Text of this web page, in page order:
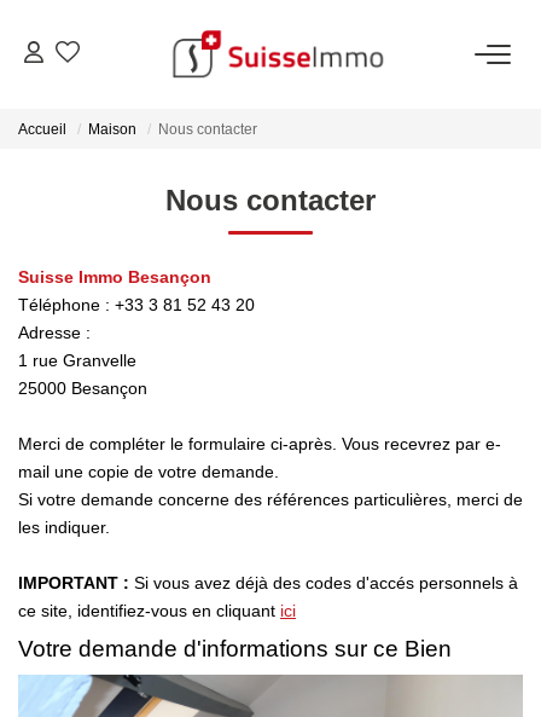
ACHETER
Estimer Votre Bien En Ligne
LOUER
Découvrez Nos Biens En Location
Accueil Maison Nous contacter
Nous contacter
Suisse Immo Besançon
Téléphone : +33 3 81 52 43 20
Adresse :
1 rue Granvelle
25000 Besançon
Merci de compléter le formulaire ci-après. Vous recevrez par e-
mail une copie de votre demande.
Si votre demande concerne des références particulières, merci de
les indiquer.
IMPORTANT : Si vous avez déjà des codes d'accés personnels à
ce site, identifiez-vous en cliquant ici
Votre demande d'informations sur ce Bien